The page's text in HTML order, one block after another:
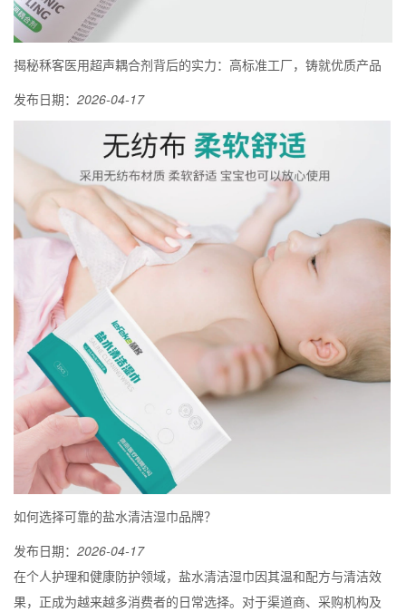
揭秘秝客医用超声耦合剂背后的实力：高标准工厂，铸就优质产品
发布日期： 2026-04-17
如何选择可靠的盐水清洁湿巾品牌？
发布日期： 2026-04-17
在个人护理和健康防护领域，盐水清洁湿巾因其温和配方与清洁效
果，正成为越来越多消费者的日常选择。对于渠道商、采购机构及